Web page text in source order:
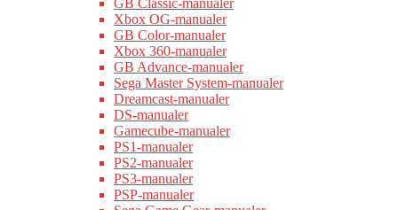
GB Classic-manualer
Xbox OG-manualer
GB Color-manualer
Xbox 360-manualer
GB Advance-manualer
Sega Master System-manualer
Dreamcast-manualer
DS-manualer
Gamecube-manualer
PS1-manualer
PS2-manualer
PS3-manualer
PSP-manualer